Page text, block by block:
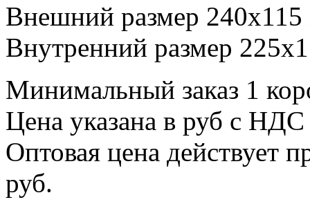
Внешний размер
Внутренний размер
Минимальный заказ 1
Цена указана в руб с НДС
Оптовая цена действует
руб.